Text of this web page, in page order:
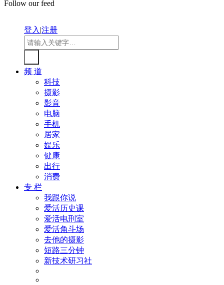
Follow our feed
登入|注册
频 道
科技
摄影
影音
电脑
手机
居家
娱乐
健康
出行
消费
专 栏
我跟你说
爱活历史课
爱活电刑室
爱活角斗场
去他的摄影
短路三分钟
新技术研习社